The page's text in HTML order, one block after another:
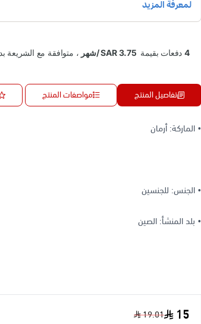
تفاصيل المنتج مواصفات المنتج
• الماركة: أرمان
• الجنس: للجنسين
• بلد المنشأ: الصين
15
19.01